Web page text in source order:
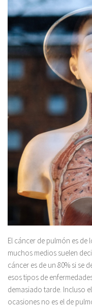
El cáncer de pulmón es de
muchos medios suelen
cáncer es de un 80% si se
esos tipos de
demasiado tarde. Incluso
ocasiones no es el de